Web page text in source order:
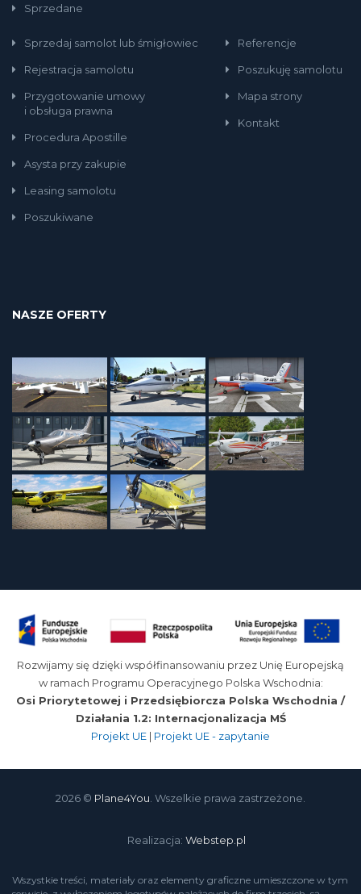
Sprzedane
Sprzedaj samolot lub śmigłowiec
Rejestracja samolotu
Przygotowanie umowy
i obsługa prawna
Procedura Apostille
Asysta przy zakupie
Leasing samolotu
Poszukiwane
Referencje
Poszukuję samolotu
Mapa strony
Kontakt
NASZE OFERTY
Rozwijamy się dzięki współfinansowaniu przez Unię Europejską
w ramach Programu Operacyjnego Polska Wschodnia:
Osi Priorytetowej i Przedsiębiorcza Polska Wschodnia /
Działania 1.2: Internacjonalizacja MŚ
Projekt UE | Projekt UE - zapytanie
2026 © Plane4You. Wszelkie prawa zastrzeżone.
Realizacja: Webstep.pl
Wszystkie treści, materiały oraz elementy graficzne umieszczone w tym